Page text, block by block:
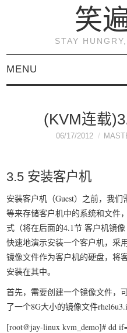
笑
STAY
MENU
KVM虚拟化原理与实践
战与原理解析》
关于本博客
我要笑遍世界
(KVM连载
06/17/2012
3.5 安装客户机
安装客户机（Guest）之前，我
等来存储客户机中的系统和文件
式（将在后面的4.1节 客户机镜
快速地演示安装一个客户机，采
镜像文件作为客户机的硬盘，将
安装在其中。
首先，需要创建一个镜像文件，
了一个8G大小的镜像文件
[root@jay-linux kvm_demo]# dd